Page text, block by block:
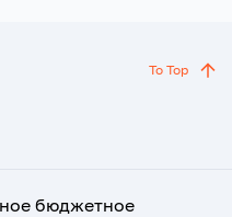
To Top
бюджетное